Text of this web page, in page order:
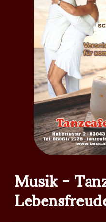
N E W S
GEÖFFNET IMMER
Freitags + Samstags
ab 20 Uhr !!!
Einlass 19.45 Uhr
90s Party
Bald hier im Tanzcafé
White-Party am
White-Party am 8.8.26
Musik -